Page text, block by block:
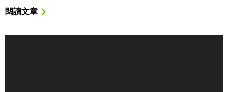
閱讀文章